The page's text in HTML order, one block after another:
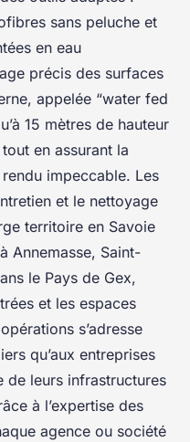
sans peluche et
en eau
précis des surfaces
appelée “water fed
15 mètres de hauteur
en assurant la
impeccable. Les
et le nettoyage
territoire en Savoie
Annemasse, Saint-
le Pays de Gex,
et les espaces
s’adresse
qu’aux entreprises
de leurs infrastructures
à l’expertise des
agence ou société